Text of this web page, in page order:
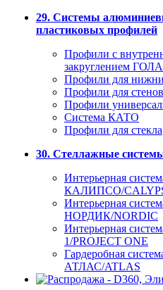
29. Системы
пластиковых профилей
Профили с
закруглением
Профили для
Профили для
Профили
Система КАТО
Профили для стекла
30. Стеллажные
Интерьерная
КАЛИПСО/
Интерьерная
НОРДИК/NORDIC
Интерьерная
1/PROJECT ONE
Гардеробная
АТЛАС/ATLAS